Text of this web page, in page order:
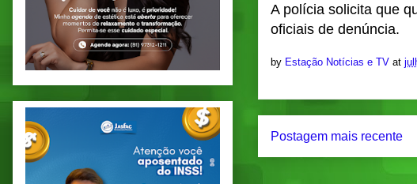
A polícia solicita que
oficiais de denúncia.
by Estação Notícias e TV at
Postagem mais recente